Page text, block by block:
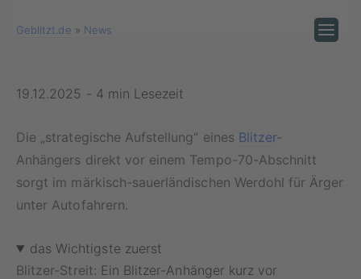
Geblitzt.de » News
19.12.2025 - 4 min Lesezeit
Die „strategische Aufstellung“ eines Blitzer-
Anhängers direkt vor einem Tempo-70-Abschnitt
sorgt im märkisch-sauerländischen Werdohl für Ärger
unter Autofahrern.
das Wichtigste zuerst
Blitzer-Streit: Ein Blitzer-Anhänger kurz vor